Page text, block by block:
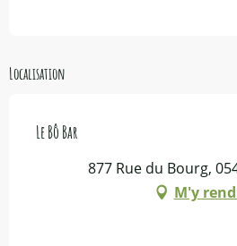
Localisation
Le Bô Bar
877 Rue du Bourg,
M'y